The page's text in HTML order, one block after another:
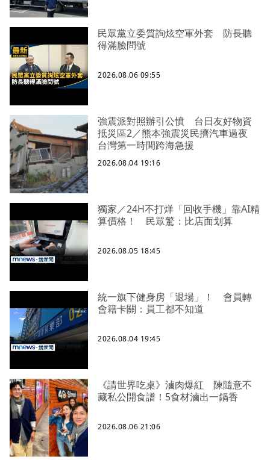
民眾黨立委質詢炫空軍外套 防長聽
得滿臉問號
2026.08.06 09:55
強震派對照辦引公憤 台日友好物資
抵災區2／熊本強震災民擠汽車過夜
台灣第一時間跨海急援
2026.08.04 19:16
獨家／24H不打烊「回收手機」靠AI精
算價格！ 民眾驚：比店面划算
2026.08.05 18:45
統一旗下健身房「退場」！ 會員轉
會籍卡關：員工都不知道
2026.08.04 19:45
《請世界吃桌》滷肉爆紅 陳隨意不
藏私公開食譜！5食材滷出一鍋香
2026.08.06 21:06